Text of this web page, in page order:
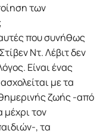
των
που συνήθως
Ντ. Λέβιτ δεν
Είναι ένας
με τα
ζωής -από
μέχρι τον
, τα